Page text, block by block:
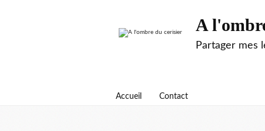
A
Partager mes
Accueil Contact